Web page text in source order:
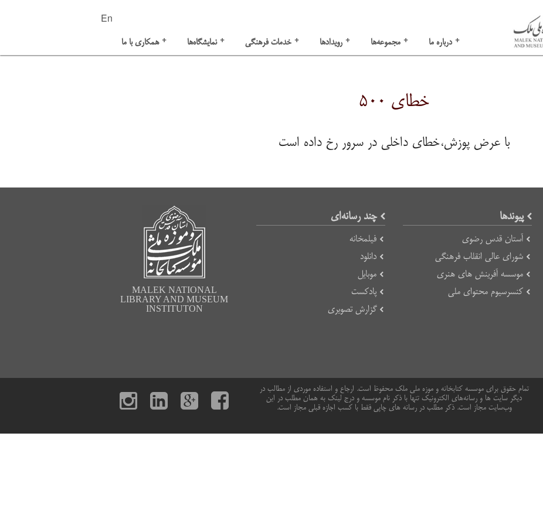
En
همکاری با ما + نمایشگاه‌ها + خدمات فرهنگی + رویدادها + مجموعه‌ها + درباره ما +
خطای ۵۰۰
با عرض پوزش،خطای داخلی در سرور رخ داده است
پیوند‌ها
آستان قدس رضوی
شورای عالی انقلاب فرهنگی
موسسه آفرینش های هنری
کنسرسیوم محتوای ملی
چند رسانه‌ای
فیلمخانه
دانلود
موبایل
پادکست
گزارش تصویری
MALEK NATIONAL
LIBRARY AND MUSEUM
INSTITUTON
تمام حقوق برای موسسه کتابخانه و موزه ملی ملک محفوظ است. ارجاع و استفاده موردی از مطالب در
دیگر سایت ها و رسانه‌های الکترونیک تنها با ذکر نام موسسه و درج لینک به همان مطلب در این
وب‌سایت مجاز است. ذکر مطلب در رسانه های چاپی فقط با کسب اجازه قبلی مجاز است.